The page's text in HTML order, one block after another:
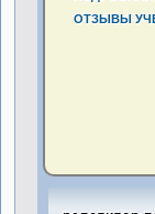
ОТЗЫВЫ